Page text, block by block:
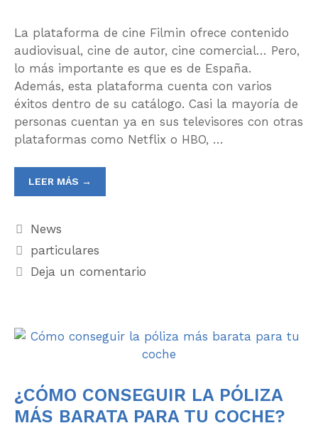
La plataforma de cine Filmin ofrece contenido
audiovisual, cine de autor, cine comercial… Pero,
lo más importante es que es de España.
Además, esta plataforma cuenta con varios
éxitos dentro de su catálogo. Casi la mayoría de
personas cuentan ya en sus televisores con otras
plataformas como Netflix o HBO, …
LEER MÁS →
News
particulares
Deja un comentario
¿CÓMO CONSEGUIR LA PÓLIZA
MÁS BARATA PARA TU COCHE?